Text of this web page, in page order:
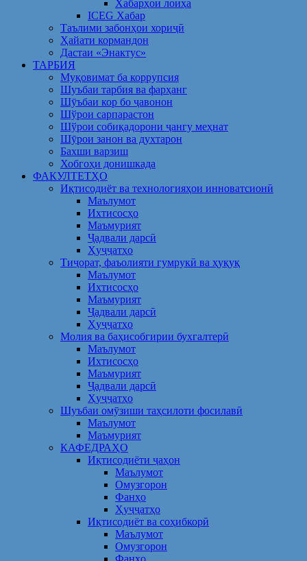
Хабарҳои лоиҳа
ICEG Хабар
Таълими забонҳои хориҷӣ
Ҳайати кормандон
Дастаи «Энактус»
ТАРБИЯ
Муқовимат ба коррупсия
Шуъбаи тарбия ва фарҳанг
Шӯъбаи кор бо ҷавонон
Шўрои сарпарастон
Шўрои собиқадорони ҷангу меҳнат
Шӯрои занон ва духтарон
Бахши варзиш
Хобгоҳи донишкада
ФАКУЛТЕТҲО
Иқтисодиёт ва технологияҳои инноватсионӣ
Маълумот
Ихтисосҳо
Маъмурият
Ҷадвали дарсӣ
Ҳуҷҷатҳо
Тиҷорат, фаъолияти гумрукӣ ва ҳуқуқ
Маълумот
Ихтисосҳо
Маъмурият
Ҷадвали дарсӣ
Ҳуҷҷатҳо
Молия ва баҳисобгирии бухгалтерӣ
Маълумот
Ихтисосҳо
Маъмурият
Ҷадвали дарсӣ
Ҳуҷҷатҳо
Шуъбаи омӯзиши таҳсилоти фосилавӣ
Маълумот
Маъмурият
КАФЕДРАҲО
Иқтисодиёти ҷаҳон
Маълумот
Омузгорон
Фанҳо
Ҳуҷҷатҳо
Иқтисодиёт ва соҳибкорӣ
Маълумот
Омузгорон
Фанҳо